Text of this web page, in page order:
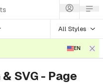
All Styles
EN
SVG - Page